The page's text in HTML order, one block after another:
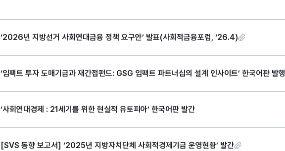
‘2026년 지방선거 사회연대금융 정책 요구안’ 발표(사회적금융포럼, ‘26.4)
‘임팩트 투자 도매기금과 재간접펀드: GSG 임팩트 파트너십의 설계 인사이트’ 한국어판 발행
‘사회연대경제 : 21세기를 위한 현실적 유토피아’ 한국어판 발간
[SVS 동향 보고서] ‘2025년 지방자치단체 사회적경제기금 운영현황’ 발간